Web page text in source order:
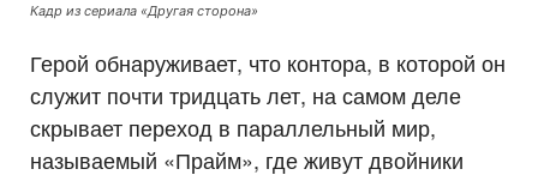
Кадр из сериала «Другая сторона»
Герой обнаруживает, что контора, в которой он
служит почти тридцать лет, на самом деле
скрывает переход в параллельный мир,
называемый «Прайм», где живут двойники